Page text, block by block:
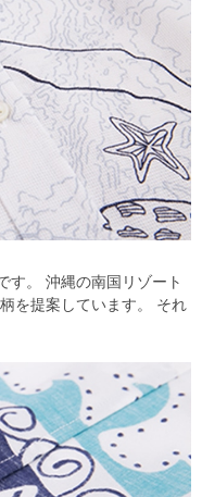
す。 沖縄の南国リゾート
を提案しています。 それ